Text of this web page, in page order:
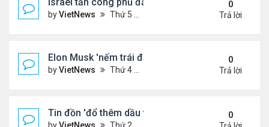
byVietNews Thứ 5 Tháng 6 12, 2025 5:28 pm
0
Trả lời
Elon Musk 'nếm trái đắng' khi rạn nứt với ông
byVietNews Thứ 4 Tháng 6 11, 2025 5:53 pm
0
Trả lời
Tin đồn 'đổ thêm dầu vào lửa' biểu tình ở Los
0